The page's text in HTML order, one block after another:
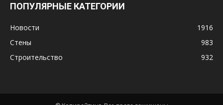
ПОПУЛЯРНЫЕ КАТЕГОРИИ
Новости
1916
Стены
983
Строительство
932